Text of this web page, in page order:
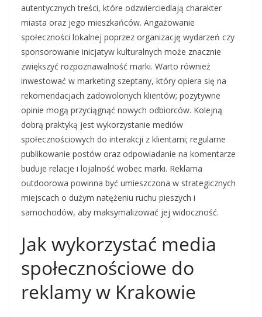
autentycznych treści, które odzwierciedlają charakter
miasta oraz jego mieszkańców. Angażowanie
społeczności lokalnej poprzez organizację wydarzeń czy
sponsorowanie inicjatyw kulturalnych może znacznie
zwiększyć rozpoznawalność marki. Warto również
inwestować w marketing szeptany, który opiera się na
rekomendacjach zadowolonych klientów; pozytywne
opinie mogą przyciągnąć nowych odbiorców. Kolejną
dobrą praktyką jest wykorzystanie mediów
społecznościowych do interakcji z klientami; regularne
publikowanie postów oraz odpowiadanie na komentarze
buduje relacje i lojalność wobec marki. Reklama
outdoorowa powinna być umieszczona w strategicznych
miejscach o dużym natężeniu ruchu pieszych i
samochodów, aby maksymalizować jej widoczność.
Jak wykorzystać media
społecznościowe do
reklamy w Krakowie